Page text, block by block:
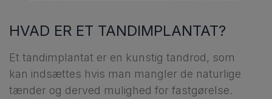
HVAD ER ET TANDIMPLANTAT?
Et tandimplantat er en kunstig tandrod, som
kan indsættes hvis man mangler de naturlige
tænder og derved mulighed for fastgørelse.